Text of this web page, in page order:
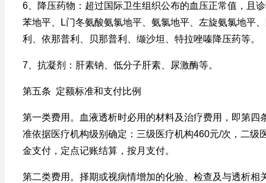
6、降压药物：超过国际卫生组织公布的血压正常值，且
苯地平、L门冬氨酸氨氯地平、氨氯地平、左旋氨氯地平
利、依那普利、贝那普利、缬沙坦、特拉唑嗪降压药等。
7、抗凝剂：肝素钠、低分子肝素、尿激酶等。
第五条 定额标准和支付比例
第一类费用。血液透析时必用的材料及治疗费用，即第
准依据医疗机构级别确定：三级医疗机构460元/次，二级
金支付，定点记账结算，按月支付。
第二类费用。择期或视病情增加的化验、检查及与透析